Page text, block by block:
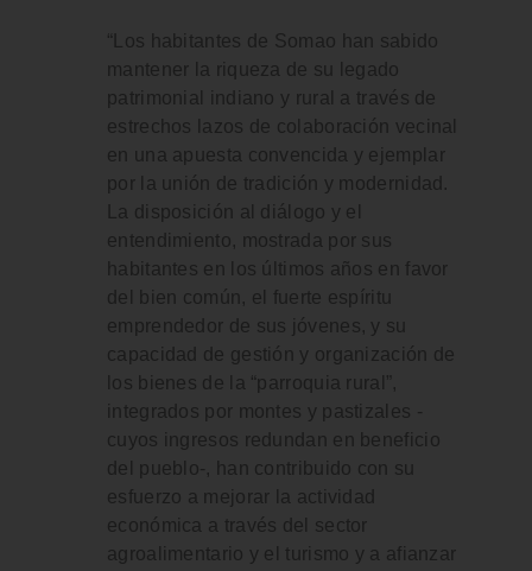
“Los habitantes de Somao han sabido
mantener la riqueza de su legado
patrimonial indiano y rural a través de
estrechos lazos de colaboración vecinal
en una apuesta convencida y ejemplar
por la unión de tradición y modernidad.
La disposición al diálogo y el
entendimiento, mostrada por sus
habitantes en los últimos años en favor
del bien común, el fuerte espíritu
emprendedor de sus jóvenes, y su
capacidad de gestión y organización de
los bienes de la “parroquia rural”,
integrados por montes y pastizales -
cuyos ingresos redundan en beneficio
del pueblo-, han contribuido con su
esfuerzo a mejorar la actividad
económica a través del sector
agroalimentario y el turismo y a afianzar